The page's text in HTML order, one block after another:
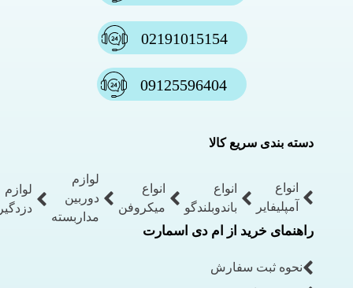
02191015154
09125596404
دسته بندی سریع کالا
انواع
آمپلیفایر
انواع
باندوبلندگو
انواع
میکروفن
لوازم
دوربین
مداربسته
لوازم
دزدگیر
راهنمای خرید از ام دی اسمارت
نحوه ثبت سفارش